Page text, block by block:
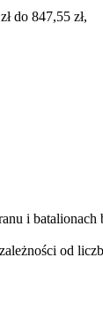
do 847,55 zł,
i
od